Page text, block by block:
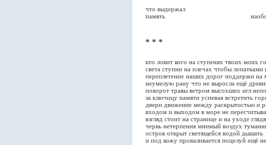
что выдержал
память
* * *
кто ловит кого на ступенях твоих моих
света ступни на плечах чтобы лопатками
переплетение наших дорог поддержи на
неумелую рану что не выросла ещё
поворот травы́ ветром высохших игл
за ключицу памяти успевая встретить
двери движение между раскрытостью и
входом и выходом в море не
взгляд стоит на странице и на уходе
червь нетерпения мнимый воздух
остров открыт светящейся водой дышать
и под кожу проваливается поцелуй ещё